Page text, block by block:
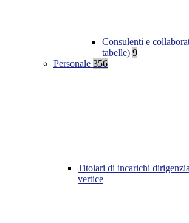
Consulenti e
tabelle) 9
Personale 356
Titolari di incarichi
vertice